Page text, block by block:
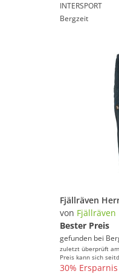
INTERSPORT
Bergzeit
von Fjällräven
Bester Preis
gefunden bei
zuletzt überprüft
Preis kann sich
30% Ersparnis